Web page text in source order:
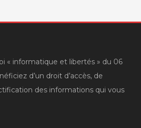
« informatique et libertés » du 06
d’un droit d’accès, de
des informations qui vous